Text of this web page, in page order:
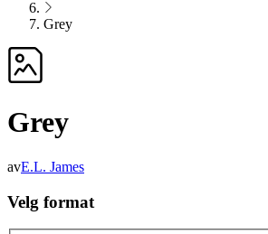
Grey
Grey
avE.L. James
Velg format